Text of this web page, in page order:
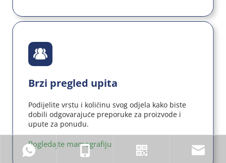
Brzi pregled upita
Podijelite vrstu i količinu svog odjela kako biste
dobili odgovarajuće preporuke za proizvode i
upute za ponudu.
Pogledajte mamografiju